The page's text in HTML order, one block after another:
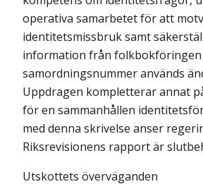
operativa samarbetet för att
identitetsmissbruk samt
information från folkbokföringen
samordningsnummer används
Uppdragen kompletterar annat
för en sammanhållen
med denna skrivelse anser
Riksrevisionens rapport är
Utskottets överväganden